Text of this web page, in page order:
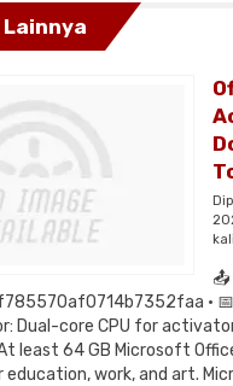
•
Dual-core CPU for
least 64 GB Microsoft
work, and art.